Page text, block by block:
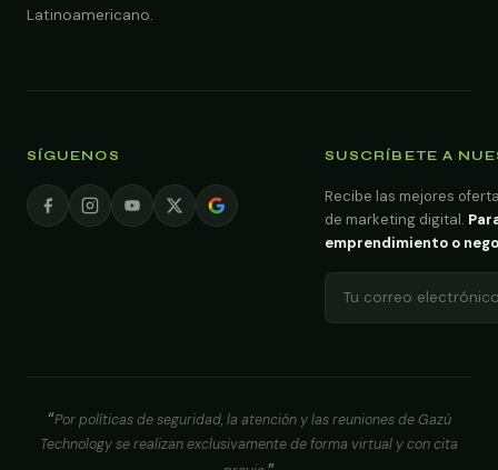
Latinoamericano.
SÍGUENOS SUSCRÍBETE A
Recibe las mejores
de marketing digital.
emprendimiento o
Por políticas de seguridad, la atención y las reuniones de Gazú
Technology se realizan exclusivamente de forma virtual y con cita